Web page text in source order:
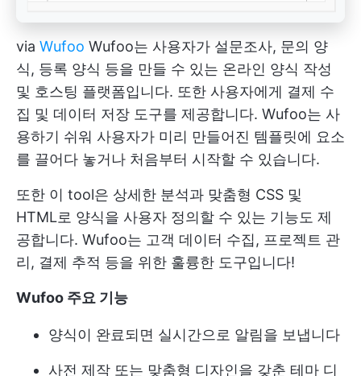
via Wufoo Wufoo는 사용자가 설문조사, 문의 양
식, 등록 양식 등을 만들 수 있는 온라인 양식 작성
및 호스팅 플랫폼입니다. 또한 사용자에게 결제 수
집 및 데이터 저장 도구를 제공합니다. Wufoo는 사
용하기 쉬워 사용자가 미리 만들어진 템플릿에 요소
를 끌어다 놓거나 처음부터 시작할 수 있습니다.
또한 이 tool은 상세한 분석과 맞춤형 CSS 및
HTML로 양식을 사용자 정의할 수 있는 기능도 제
공합니다. Wufoo는 고객 데이터 수집, 프로젝트 관
리, 결제 추적 등을 위한 훌륭한 도구입니다!
Wufoo 주요 기능
양식이 완료되면 실시간으로 알림을 보냅니다
사전 제작 또는 맞춤형 디자인을 갖춘 테마 디